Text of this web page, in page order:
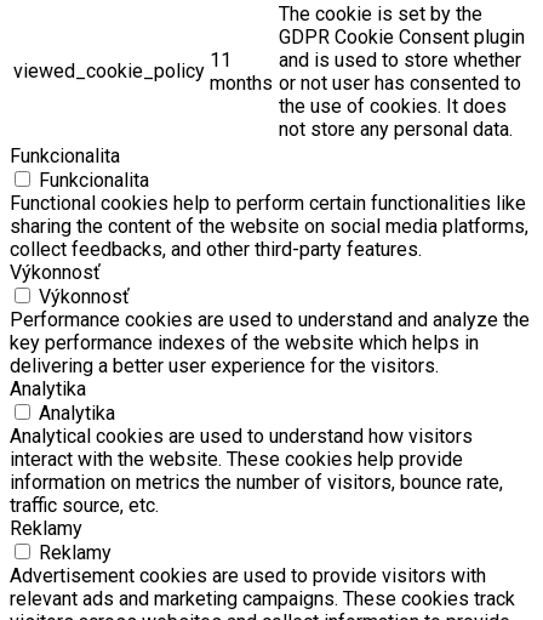
viewed_cookie_policy 11
months
The cookie is set by the
GDPR Cookie Consent plugin
and is used to store whether
or not user has consented to
the use of cookies. It does
not store any personal data.
Funkcionalita
Funkcionalita
Functional cookies help to perform certain functionalities like
sharing the content of the website on social media platforms,
collect feedbacks, and other third-party features.
Výkonnosť
Výkonnosť
Performance cookies are used to understand and analyze the
key performance indexes of the website which helps in
delivering a better user experience for the visitors.
Analytika
Analytika
Analytical cookies are used to understand how visitors
interact with the website. These cookies help provide
information on metrics the number of visitors, bounce rate,
traffic source, etc.
Reklamy
Reklamy
Advertisement cookies are used to provide visitors with
relevant ads and marketing campaigns. These cookies track